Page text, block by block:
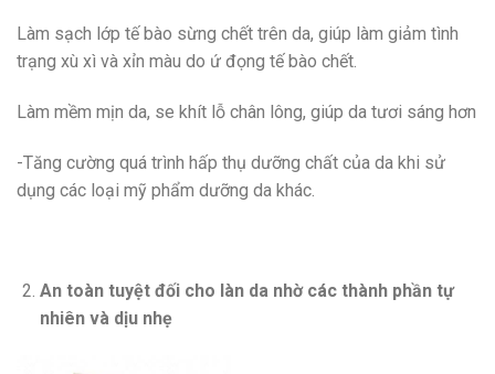
Làm sạch lớp tế bào sừng chết trên da, giúp làm giảm tình
trạng xù xì và xỉn màu do ứ đọng tế bào chết.
Làm mềm mịn da, se khít lỗ chân lông, giúp da tươi sáng hơn
-Tăng cường quá trình hấp thụ dưỡng chất của da khi sử
dụng các loại mỹ phẩm dưỡng da khác.
An toàn tuyệt đối cho làn da nhờ các thành phần tự
nhiên và dịu nhẹ